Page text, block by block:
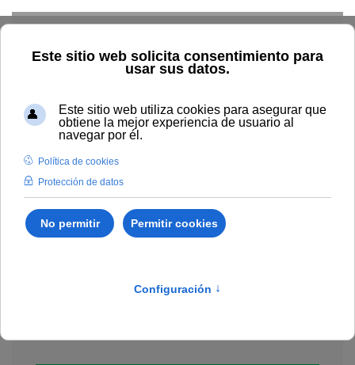
Explorar el catálogo
Dónde comprar